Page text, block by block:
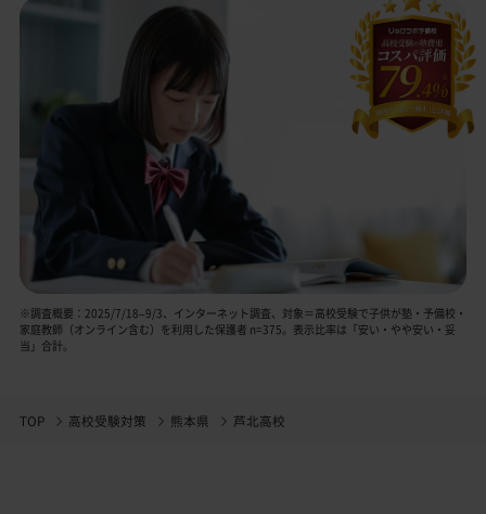
※調査概要：2025/7/18–9/3、インターネット調査、対象＝高校受験で子供が塾・予備校・
家庭教師（オンライン含む）を利用した保護者 n=375。表示比率は「安い・やや安い・妥
当」合計。
TOP 高校受験対策 熊本県 芦北高校